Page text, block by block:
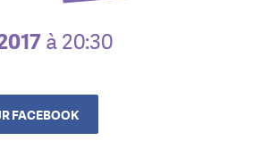
à 20:30
FACEBOOK